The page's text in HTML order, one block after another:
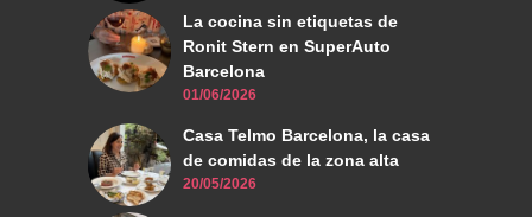
La cocina sin etiquetas de
Ronit Stern en SuperAuto
Barcelona
01/06/2026
Casa Telmo Barcelona, la casa
de comidas de la zona alta
20/05/2026